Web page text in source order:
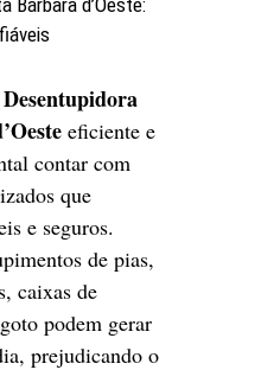
Desentupidora
eficiente e
contar com
que
e seguros.
de pias,
caixas de
podem gerar
prejudicando o